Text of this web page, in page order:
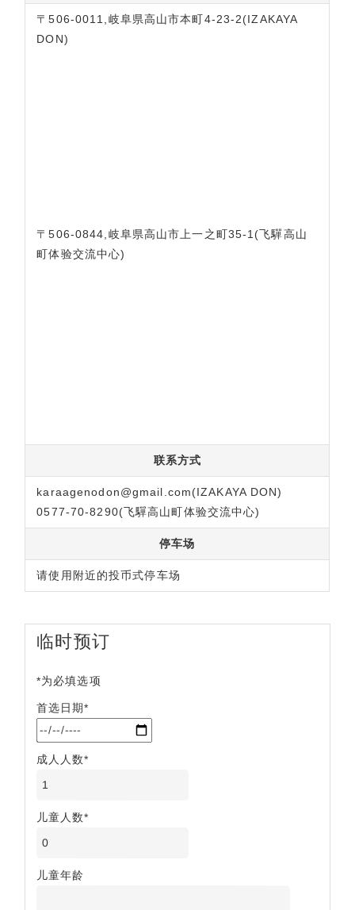
〒506-0011,岐阜県高山市本町4-23-2(IZAKAYA
DON)
〒506-0844,岐阜県高山市上一之町35-1(飞驒高山
町体验交流中心)
联系方式
karaagenodon@gmail.com(IZAKAYA DON)
0577-70-8290(飞驒高山町体验交流中心)
停车场
请使用附近的投币式停车场
临时预订
*为必填选项
首选日期*
成人人数*
儿童人数*
儿童年龄